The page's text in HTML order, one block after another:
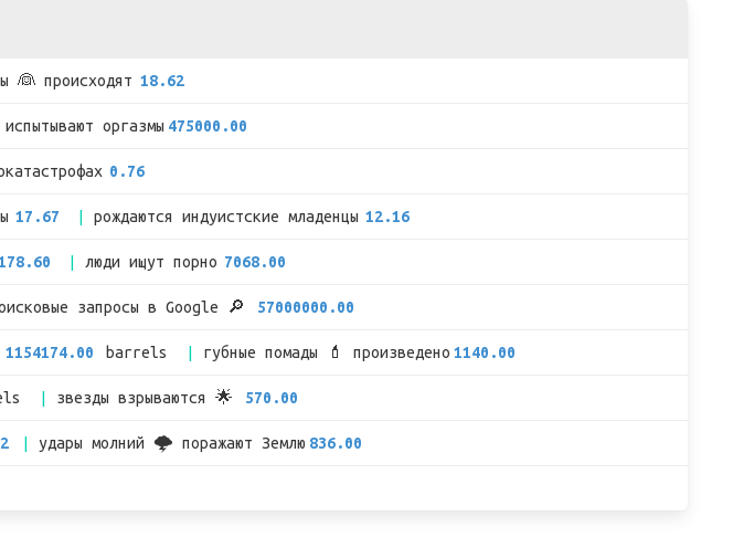
👰 происходят 18.62
испытывают оргазмы 475000.00
0.76
17.67 рождаются индуистские младенцы 12.16
люди ищут порно 7068.00
запросы в Google 🔎 57000000.00
1154174.00 barrels губные помады 💄 произведено 1140.00
звезды взрываются 🌟 570.00
удары молний 🌩 поражают Землю 836.00